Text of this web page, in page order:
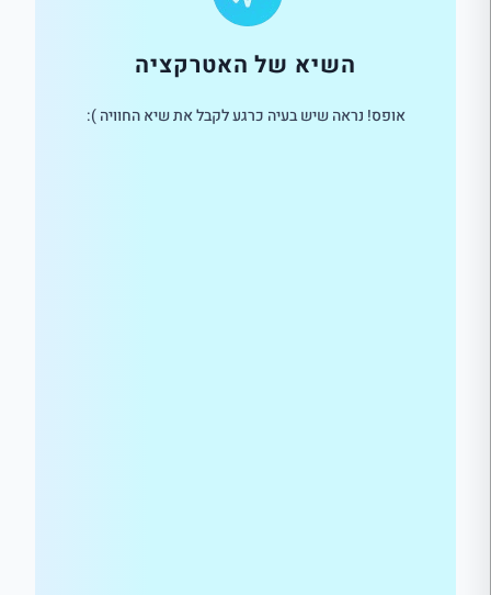
השיא של האטרקציה
אופס! נראה שיש בעיה כרגע לקבל את שיא החוויה ):